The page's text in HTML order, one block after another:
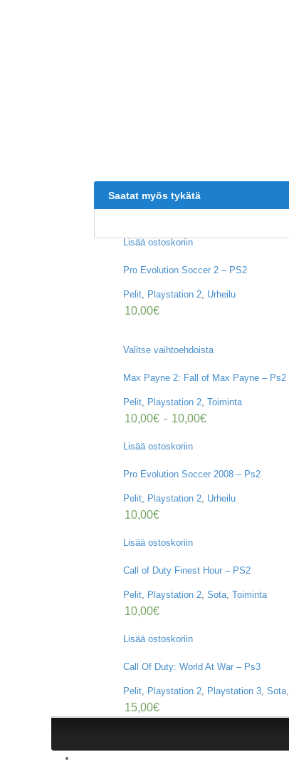
Saatat myös tykätä
Lisää ostoskoriin
Pro Evolution Soccer 2 – PS2
Pelit, Playstation 2, Urheilu
10,00€
Valitse vaihtoehdoista
Max Payne 2: Fall of Max Payne – Ps2
Pelit, Playstation 2, Toiminta
10,00€ - 10,00€
Lisää ostoskoriin
Pro Evolution Soccer 2008 – Ps2
Pelit, Playstation 2, Urheilu
10,00€
Lisää ostoskoriin
Call of Duty Finest Hour – PS2
Pelit, Playstation 2, Sota, Toiminta
10,00€
Lisää ostoskoriin
Call Of Duty: World At War – Ps3
Pelit, Playstation 2, Playstation 3, Sota,
15,00€